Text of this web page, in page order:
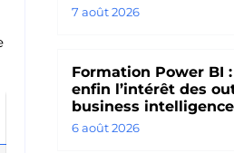
7 août 2026
Formation Power BI
enfin l’intérêt des
business intelligence
6 août 2026